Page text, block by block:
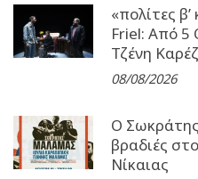
«πολίτες
Friel: Από 5
Τζένη
08/08/2026
Ο
βραδιές
Νίκαιας